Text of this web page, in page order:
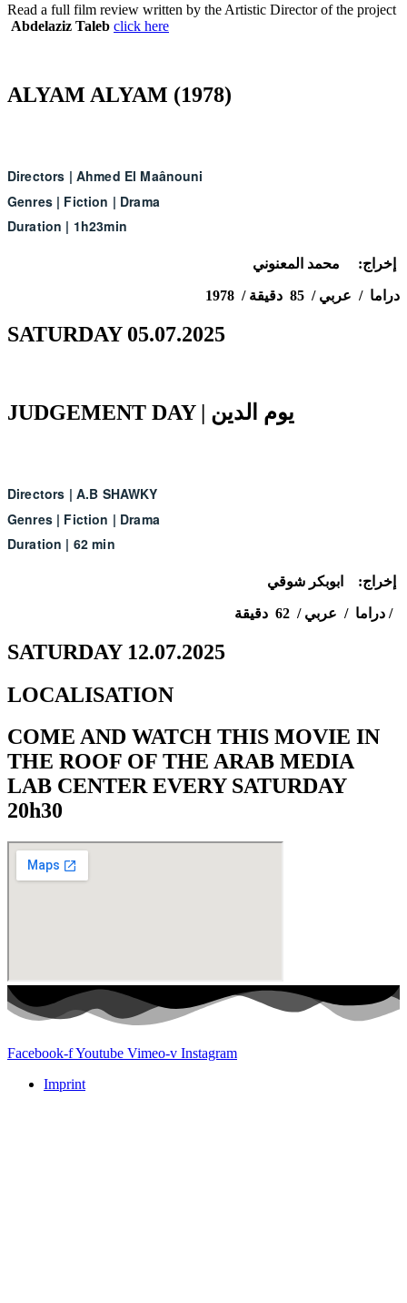
Read a full film review written by the Artistic Director of the project
Abdelaziz Taleb click here
ALYAM ALYAM (1978)
Directors | Ahmed El Maânouni
Genres| Fiction | Drama
Duration | 1h23min
دراما / عربي / 85 دقيقة / 1978
SATURDAY 05.07.2025
JUDGEMENT DAY | يوم الدين
Directors | A.B SHAWKY
Genres| Fiction | Drama
Duration | 62 min
دراما / عربي / 62 دقيقة /
SATURDAY 12.07.2025
LOCALISATION
COME AND WATCH THIS MOVIE IN
THE ROOF OF THE ARAB MEDIA
LAB CENTER EVERY SATURDAY
20h30
Facebook-fYoutube Vimeo-v Instagram
Imprint